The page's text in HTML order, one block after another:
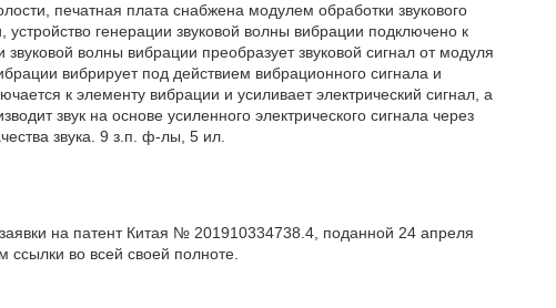
печатная плата снабжена модулем обработки звукового
генерации звуковой волны вибрации подключено к
волны вибрации преобразует звуковой сигнал от модуля
вибрирует под действием вибрационного сигнала и
к элементу вибрации и усиливает электрический сигнал, а
звук на основе усиленного электрического сигнала через
звука. 9 з.п. ф-лы, 5 ил.
на патент Китая № 201910334738.4, поданной 24 апреля
во всей своей полноте.